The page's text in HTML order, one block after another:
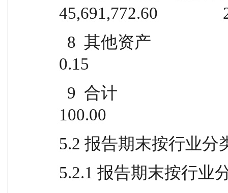
45,691,772.60
0.15
100.00
5.2 报告期末按行业分
5.2.1 报告期末按行业